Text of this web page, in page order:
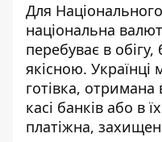
Для
національна
перебуває в
якісною.
готівка, отримана
касі банків або в
платіжна,